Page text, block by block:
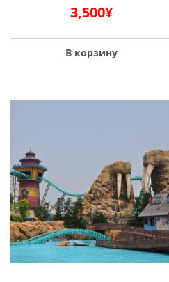
3,500¥
В корзину